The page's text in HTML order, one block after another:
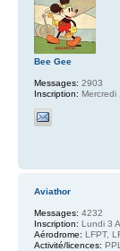
Bee Gee
Messages: 2903
Inscription:
Aviathor
Messages: 4232
Inscription: Lundi 3
Aérodrome: LFPT,
Activité/licences: